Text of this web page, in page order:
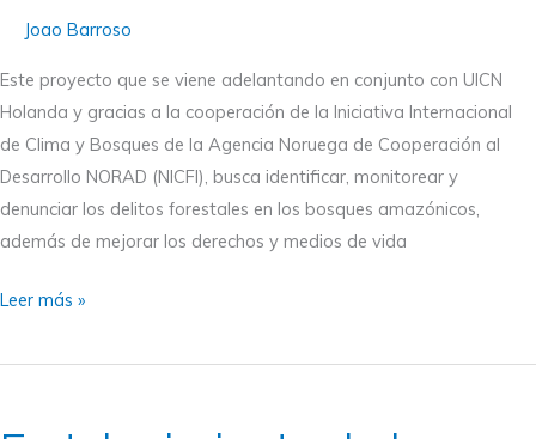
Joao Barroso
Este proyecto que se viene adelantando en conjunto con UICN
Holanda y gracias a la cooperación de la Iniciativa Internacional
de Clima y Bosques de la Agencia Noruega de Cooperación al
Desarrollo NORAD (NICFI), busca identificar, monitorear y
denunciar los delitos forestales en los bosques amazónicos,
además de mejorar los derechos y medios de vida
Leer más »